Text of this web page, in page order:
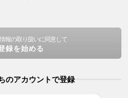
報の取り扱いに同意して
録を始める
のアカウントで登録